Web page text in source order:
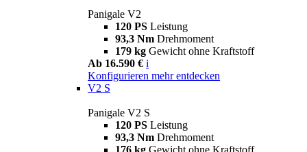
Panigale V2
120 PS Leistung
93,3 Nm Drehmoment
179 kg Gewicht ohne Kraftstoff
Ab 16.590 € i
Konfigurieren mehr entdecken
V2 S
Panigale V2 S
120 PS Leistung
93,3 Nm Drehmoment